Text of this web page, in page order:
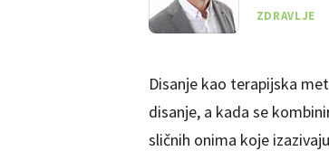
ZDRAVLJE
Disanje kao terapijska
disanje, a kada se
sličnih onima koje